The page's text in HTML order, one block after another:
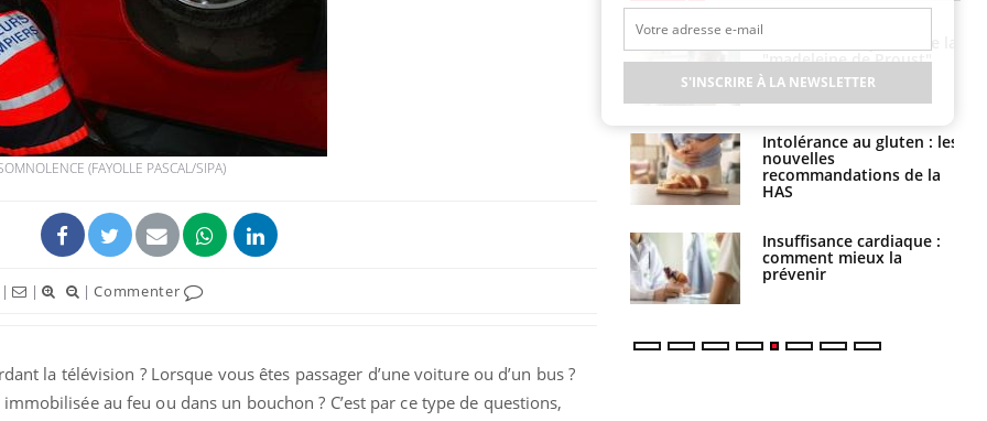
(FAYOLLE PASCAL/SIPA)
| | |Commenter
la télévision ? Lorsque vous êtes passager d’une voiture ou d’un bus ?
au feu ou dans un bouchon ? C’est par ce type de questions,
Comment gérer le
sommeil des enfants en
vacances ?
Bilan prévention : ce que
les kinés pourront
bientôt faire
TDAH : quel est ce
traitement autorisé aux
"madeleine de Proust"
enfin expliqué
Intolérance au gluten : les
nouvelles
recommandations de la
HAS
Insuffisance cardiaque :
comment mieux la
prévenir
d'été : quel impact sur le
sommeil ?
Grossesse : ces polluants
pourraient influencer le
poids des enfants
Autisme : pourquoi le
cerveau reconnaît-il les
visages autrement ?
S'INSCRIRE À LA NEWSLETTER